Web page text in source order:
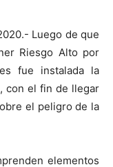
Luego de que
Riesgo Alto por
fue instalada la
con el fin de llegar
el peligro de la
elementos